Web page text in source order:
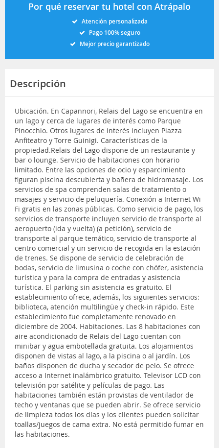
Por qué reservar tu hotel con Atrápalo
Atención personalizada
Pago 100% seguro
Mejor precio garantizado
Descripción
Ubicación. En Capannori, Relais del Lago se encuentra en
un lago y cerca de lugares de interés como Parque
Pinocchio. Otros lugares de interés incluyen Piazza
Anfiteatro y Torre Guinigi. Características de la
propiedad.Relais del Lago dispone de un restaurante y
bar o lounge. Servicio de habitaciones con horario
limitado. Entre las opciones de ocio y esparcimiento
figuran piscina descubierta y bañera de hidromasaje. Los
servicios de spa comprenden salas de tratamiento o
masajes y servicio de peluquería. Conexión a Internet Wi-
Fi gratis en las zonas públicas. Como servicio de pago, los
servicios de transporte incluyen servicio de transporte al
aeropuerto (ida y vuelta) (a petición), servicio de
transporte al parque temático, servicio de transporte al
centro comercial y un servicio de recogida en la estación
de trenes. Se dispone de servicio de celebración de
bodas, servicio de limusina o coche con chófer, asistencia
turística y para la compra de entradas y asistencia
turística. El parking sin asistencia es gratuito. El
establecimiento ofrece, además, los siguientes servicios:
biblioteca, atención multilingüe y check-in rápido. Este
establecimiento fue completamente renovado en
diciembre de 2004. Habitaciones. Las 8 habitaciones con
aire acondicionado de Relais del Lago cuentan con
minibar y agua embotellada gratuita. Los alojamientos
disponen de vistas al lago, a la piscina o al jardín. Los
baños disponen de ducha y secador de pelo. Se ofrece
acceso a Internet inalámbrico gratuito. Televisor LCD con
televisión por satélite y películas de pago. Las
habitaciones también están provistas de ventilador de
techo y ventanas que se pueden abrir. Se ofrece servicio
de limpieza todos los días y los clientes pueden solicitar
toallas/juegos de cama extra. No está permitido fumar en
las habitaciones.